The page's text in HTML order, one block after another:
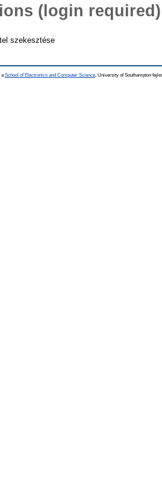
(login required)
szekesztése
a School of Electronics and Computer Science , University of Southampton